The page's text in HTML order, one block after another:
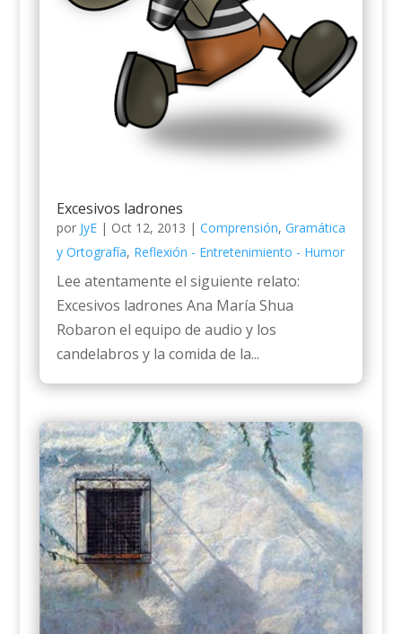
Excesivos ladrones
por JyE| Oct 12, 2013 | Comprensión, Gramática
y Ortografía, Reflexión - Entretenimiento - Humor
Lee atentamente el siguiente relato:
Excesivos ladrones Ana María Shua
Robaron el equipo de audio y los
candelabros y la comida de la...